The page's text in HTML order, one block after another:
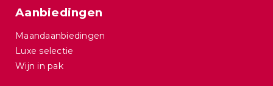
Aanbiedingen
Maandaanbiedingen
Luxe selectie
Wijn in pak